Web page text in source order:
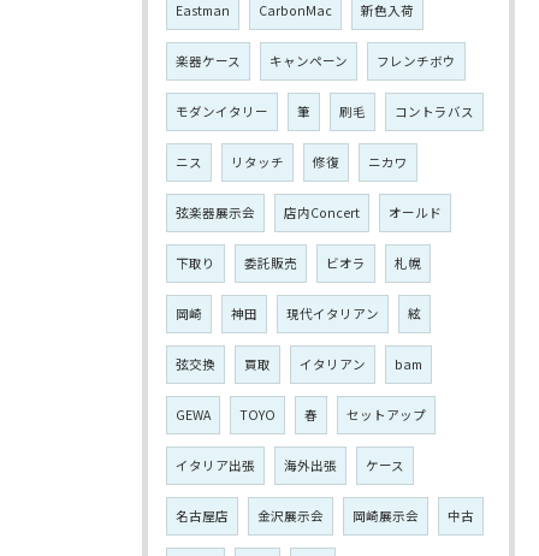
Eastman CarbonMac 新色入荷
楽器ケース キャンペーン フレンチボウ
モダンイタリー 筆 刷毛 コントラバス
ニス リタッチ 修復 ニカワ
弦楽器展示会 店内Concert オールド
下取り 委託販売 ビオラ 札幌
岡崎 神田 現代イタリアン 絃
弦交換 買取 イタリアン bam
GEWA TOYO 春 セットアップ
イタリア出張 海外出張 ケース
名古屋店 金沢展示会 岡崎展示会 中古